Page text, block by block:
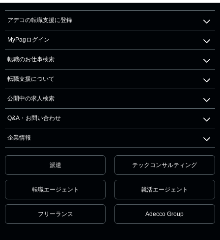
アデコの転職支援に登録
MyPagログイン
転職のお仕事検索
転職支援について
公開中の求人検索
Q&A・お問い合わせ
企業情報
派遣 テックコンサルティング
転職エージェント 就活エージェント
フリーランス Adecco Group